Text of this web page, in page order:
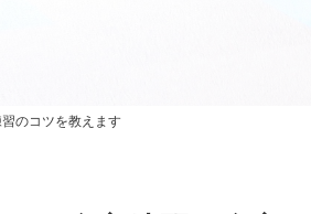
のコツを教えます